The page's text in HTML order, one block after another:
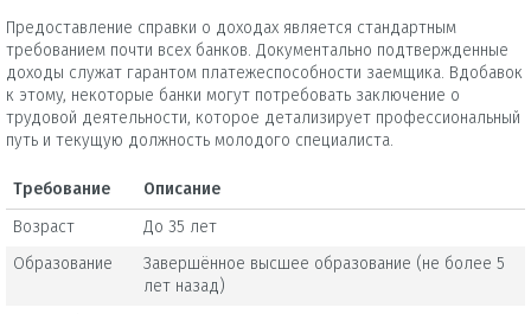
Предоставление справки о доходах является стандартным
требованием почти всех банков. Документально подтвержденные
доходы служат гарантом платежеспособности заемщика. Вдобавок
к этому, некоторые банки могут потребовать заключение о
трудовой деятельности, которое детализирует профессиональный
путь и текущую должность молодого специалиста.
Требование Описание
Возраст До 35 лет
Образование
Завершённое высшее образование (не более 5
лет назад)